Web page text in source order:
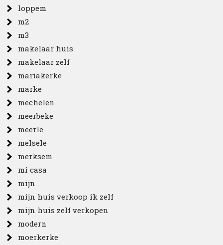
loppem
m2
m3
makelaar huis
makelaar zelf
mariakerke
marke
mechelen
meerbeke
meerle
melsele
merksem
mi casa
mijn
mijn huis verkoop ik zelf
mijn huis zelf verkopen
modern
moerkerke